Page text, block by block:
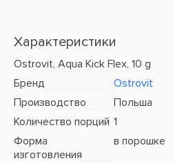
Характеристики
Ostrovit, Aqua Kick Flex, 10 g
Бренд
Ostrovit
Производство
Польша
Количество порций 1
Форма
изготовления
в порошке